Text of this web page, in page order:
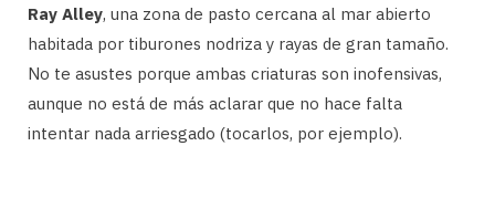
Ray Alley, una zona de pasto cercana al mar abierto
habitada por tiburones nodriza y rayas de gran tamaño.
No te asustes porque ambas criaturas son inofensivas,
aunque no está de más aclarar que no hace falta
intentar nada arriesgado (tocarlos, por ejemplo).